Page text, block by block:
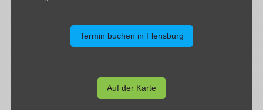
Termin buchen in Flensburg
Auf der Karte